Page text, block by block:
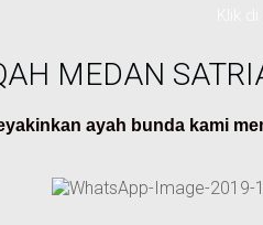
MEDAN
ayah bunda kami